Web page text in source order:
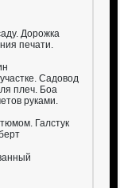
Дорожка
печати.
Садовод
плеч. Боа
руками.
Галстук